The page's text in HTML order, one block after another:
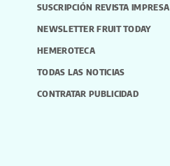
SUSCRIPCIÓN REVISTA IMPRESA
NEWSLETTER FRUIT TODAY
HEMEROTECA
TODAS LAS NOTICIAS
CONTRATAR PUBLICIDAD